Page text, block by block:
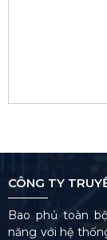
CÔNG TY
Bao phủ toàn
năng với hệ